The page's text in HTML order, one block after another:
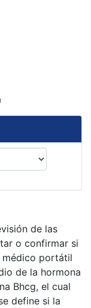
de las
o confirmar si
médico portátil
de la hormona
Bhcg, el cual
define si la